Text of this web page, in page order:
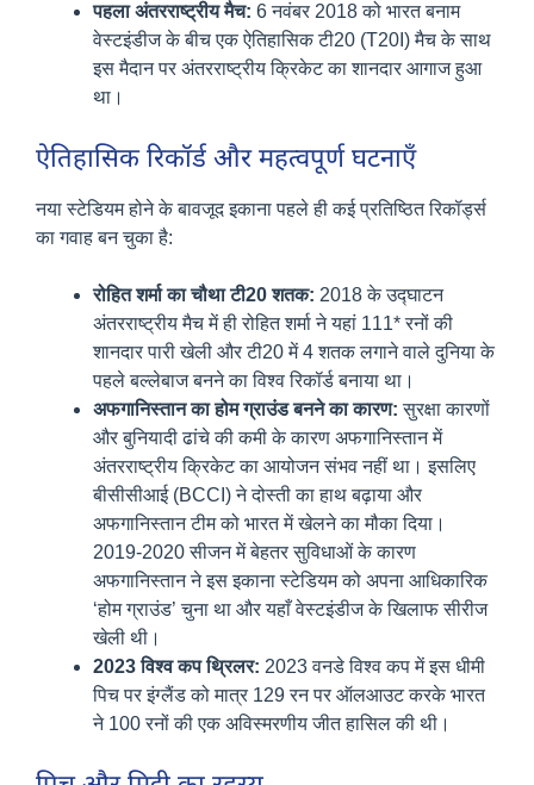
पहला अंतरराष्ट्रीय मैच: 6 नवंबर 2018 को भारत बनाम
वेस्टइंडीज के बीच एक ऐतिहासिक टी20 (T20I) मैच के साथ
इस मैदान पर अंतरराष्ट्रीय क्रिकेट का शानदार आगाज हुआ
था।
ऐतिहासिक रिकॉर्ड और महत्वपूर्ण घटनाएँ
नया स्टेडियम होने के बावजूद इकाना पहले ही कई प्रतिष्ठित रिकॉर्ड्स
का गवाह बन चुका है:
रोहित शर्मा का चौथा टी20 शतक: 2018 के उद्घाटन
अंतरराष्ट्रीय मैच में ही रोहित शर्मा ने यहां 111* रनों की
शानदार पारी खेली और टी20 में 4 शतक लगाने वाले दुनिया के
पहले बल्लेबाज बनने का विश्व रिकॉर्ड बनाया था।
अफगानिस्तान का होम ग्राउंड बनने का कारण: सुरक्षा कारणों
और बुनियादी ढांचे की कमी के कारण अफगानिस्तान में
अंतरराष्ट्रीय क्रिकेट का आयोजन संभव नहीं था। इसलिए
बीसीसीआई (BCCI) ने दोस्ती का हाथ बढ़ाया और
अफगानिस्तान टीम को भारत में खेलने का मौका दिया।
2019-2020 सीजन में बेहतर सुविधाओं के कारण
अफगानिस्तान ने इस इकाना स्टेडियम को अपना आधिकारिक
‘होम ग्राउंड’ चुना था और यहाँ वेस्टइंडीज के खिलाफ सीरीज
खेली थी।
2023 विश्व कप थ्रिलर: 2023 वनडे विश्व कप में इस धीमी
पिच पर इंग्लैंड को मात्र 129 रन पर ऑलआउट करके भारत
ने 100 रनों की एक अविस्मरणीय जीत हासिल की थी।